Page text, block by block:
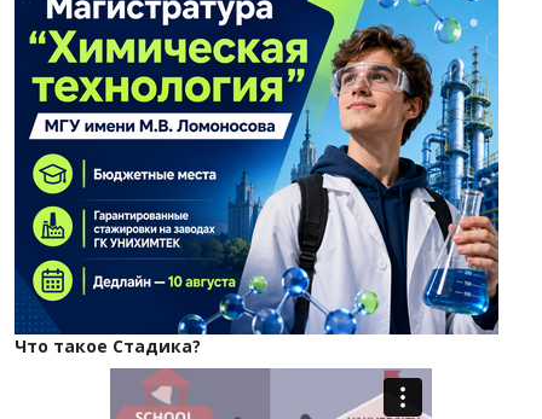
Что такое Стадика?